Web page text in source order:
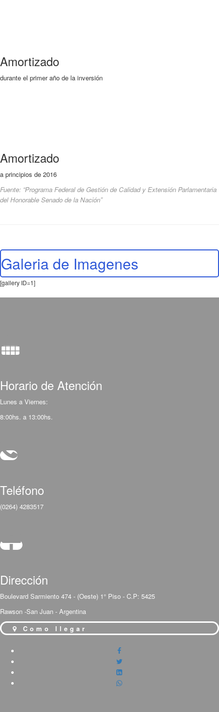
Amortizado
durante el primer año de la inversión
Amortizado
a principios de 2016
Fuente: “Programa Federal de Gestión de Calidad y Extensión Parlamentaria
del Honorable Senado de la Nación”
Galeria de Imagenes
[gallery ID=1]
Horario de Atención
Lunes a Viernes:
8:00hs. a 13:00hs.
Teléfono
(0264) 4283517
Dirección
Boulevard Sarmiento 474 - (Oeste) 1° Piso - C.P: 5425
Rawson -San Juan - Argentina
Como llegar